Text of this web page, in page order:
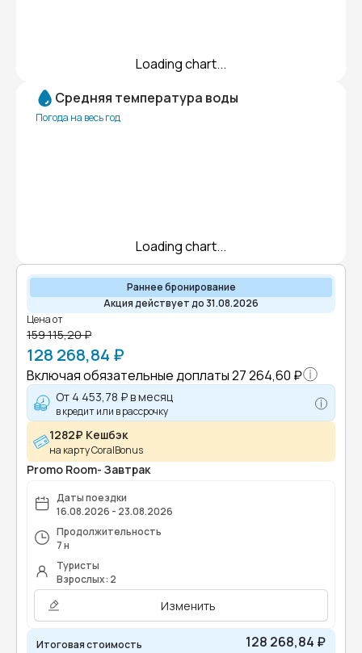
Loading chart...
Средняя температура воды
Погода на весь год
Loading chart...
Раннее бронирование
Акция действует до 31.08.2026
Цена от
159 115,20 ₽
128 268,84 ₽
Включая обязательные доплаты27 264,60 ₽
От 4 453,78 ₽в месяц
в кредит или в рассрочку
1282₽ Кешбэк
на карту CoralBonus
Promo Room- Завтрак
Даты поездки
16.08.2026 - 23.08.2026
Продолжительность
7 н
Туристы
Взрослых: 2
Изменить
Итоговая стоимость 128 268,84 ₽